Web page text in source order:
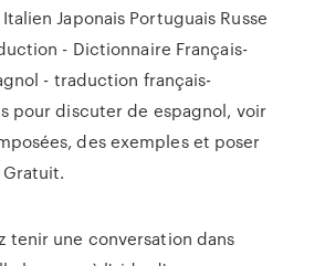
Japonais Portuguais Russe
- Dictionnaire Français-
- traduction français-
pour discuter de espagnol, voir
des exemples et poser
tenir une conversation dans